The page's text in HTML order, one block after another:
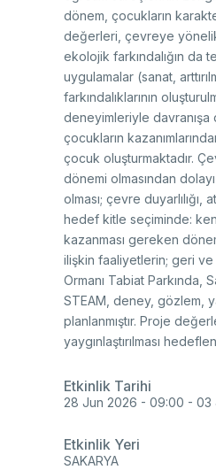
Photo Gallery
Personal Data Protection
dönem, çocukların
değerleri, çevreye
ekolojik farkındalığın da
uygulamalar (sanat,
farkındalıklarının
deneyimleriyle
çocukların
çocuk oluşturmaktadır.
dönemi olmasından
olması; çevre
hedef kitle seçiminde:
kazanması gereken
ilişkin faaliyetlerin; geri ve
Ormanı Tabiat Parkında,
STEAM, deney, gözlem,
planlanmıştır. Proje
yaygınlaştırılması
Etkinlik Tarihi
28 Jun 2026 - 09:00 - 03
Etkinlik Yeri
SAKARYA